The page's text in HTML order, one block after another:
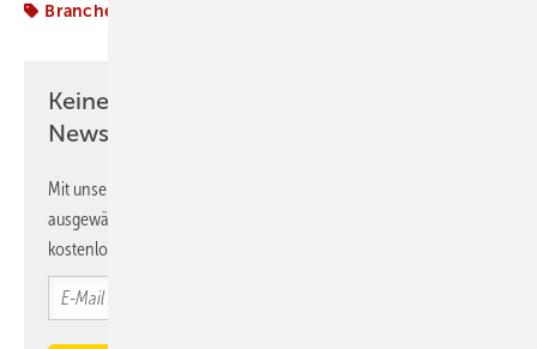
Branche
Keine Zeit? Kein Problem mit dem K&L
Newsletter!
Mit unserem Newsletter erhalten Sie regelmäßig von uns
ausgewählte Informationen und Neuigkeiten, gebündelt und
kostenlos direkt ins Postfach.